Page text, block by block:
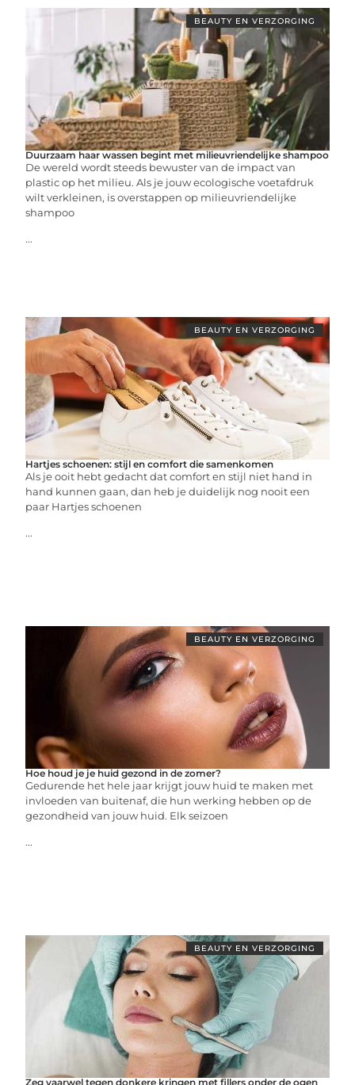
BEAUTY EN VERZORGING
Duurzaam haar wassen begint met milieuvriendelijke shampoo
De wereld wordt steeds bewuster van de impact van
plastic op het milieu. Als je jouw ecologische voetafdruk
wilt verkleinen, is overstappen op milieuvriendelijke
shampoo
...
BEAUTY EN VERZORGING
Hartjes schoenen: stijl en comfort die samenkomen
Als je ooit hebt gedacht dat comfort en stijl niet hand in
hand kunnen gaan, dan heb je duidelijk nog nooit een
paar Hartjes schoenen
...
BEAUTY EN VERZORGING
Hoe houd je je huid gezond in de zomer?
Gedurende het hele jaar krijgt jouw huid te maken met
invloeden van buitenaf, die hun werking hebben op de
gezondheid van jouw huid. Elk seizoen
...
BEAUTY EN VERZORGING
Zeg vaarwel tegen donkere kringen met fillers onder de ogen